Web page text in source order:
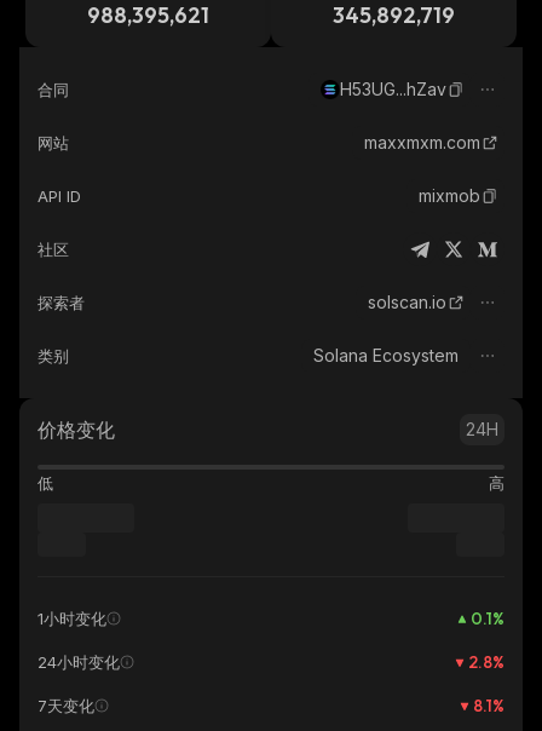
988,395,621 345,892,719
合同 H53UG...hZav
网站 maxxmxm.com
API ID mixmob
社区
探索者 solscan.io
类别 Solana Ecosystem
价格变化 24H
低 高
1小时变化 0.1%
24小时变化 2.8%
7天变化 8.1%